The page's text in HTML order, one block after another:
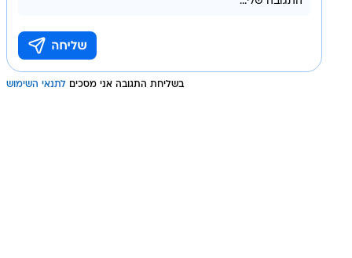
בשליחת התגובה אני מסכים לתנאי השימוש